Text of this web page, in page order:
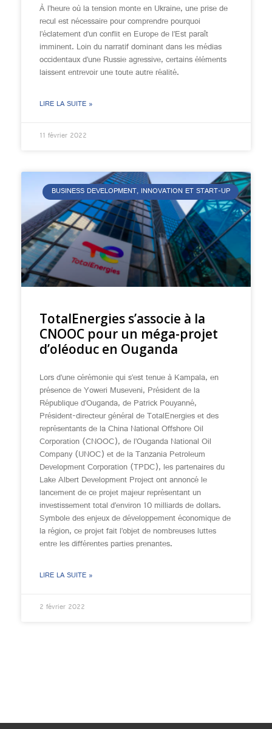
À l’heure où la tension monte en Ukraine, une prise de
recul est nécessaire pour comprendre pourquoi
l’éclatement d’un conflit en Europe de l’Est paraît
imminent. Loin du narratif dominant dans les médias
occidentaux d’une Russie agressive, certains éléments
laissent entrevoir une toute autre réalité.
LIRE LA SUITE »
11 février 2022
BUSINESS DEVELOPMENT, INNOVATION ET START-UP
TotalEnergies s’associe à la
CNOOC pour un méga-projet
d’oléoduc en Ouganda
Lors d’une cérémonie qui s’est tenue à Kampala, en
présence de Yoweri Museveni, Président de la
République d’Ouganda, de Patrick Pouyanné,
Président-directeur général de TotalEnergies et des
représentants de la China National Offshore Oil
Corporation (CNOOC), de l’Ouganda National Oil
Company (UNOC) et de la Tanzania Petroleum
Development Corporation (TPDC), les partenaires du
Lake Albert Development Project ont annoncé le
lancement de ce projet majeur représentant un
investissement total d’environ 10 milliards de dollars.
Symbole des enjeux de développement économique de
la région, ce projet fait l’objet de nombreuses luttes
entre les différentes parties prenantes.
LIRE LA SUITE »
2 février 2022